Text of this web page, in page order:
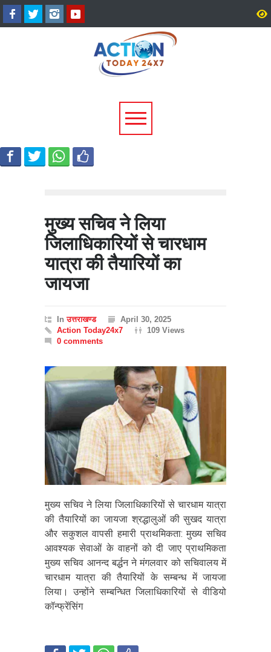
CM धामी का बड़ा तोहफा, 9.87
लाख पेंशन लाभार्थियों को ₹146.32
करोड़ की पेंशन राशि जारी
मुख्य सचिव ने लिया
जिलाधिकारियों से चारधाम
यात्रा की तैयारियों का
जायजा
Inउत्तराखण्ड
April 30, 2025
Action Today24x7
109 Views
0 comments
मुख्य सचिव ने लिया जिलाधिकारियों से चारधाम यात्रा
की तैयारियों का जायजा श्रद्धालुओं की सुखद यात्रा
और सकुशल वापसी हमारी प्राथमिकता: मुख्य सचिव
आवश्यक सेवाओं के वाहनों को दी जाए प्राथमिकता
मुख्य सचिव आनन्द बर्द्धन ने मंगलवार को सचिवालय में
चारधाम यात्रा की तैयारियों के सम्बन्ध में जायजा
लिया। उन्होंने सम्बन्धित जिलाधिकारियों से वीडियो
कॉन्फ्रेंसिंग